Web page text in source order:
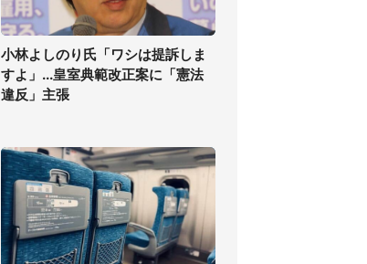
小林よしのり氏「ワシは提訴しま
すよ」...皇室典範改正案に「憲法
違反」主張